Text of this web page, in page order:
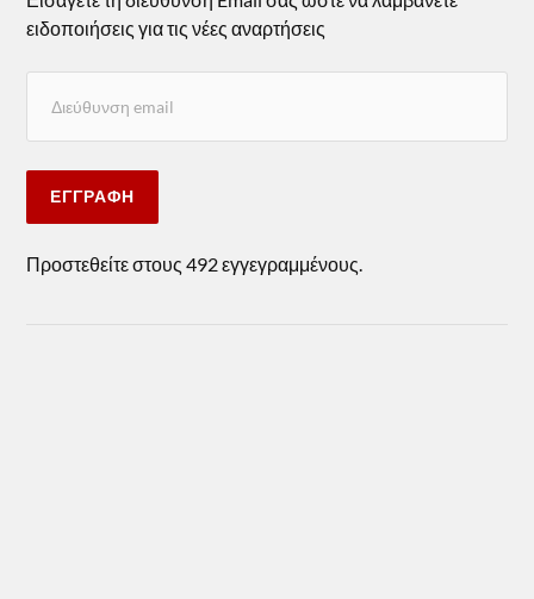
ειδοποιήσεις για τις νέες αναρτήσεις
ΕΓΓΡΑΦΉ
Προστεθείτε στους 492 εγγεγραμμένους.